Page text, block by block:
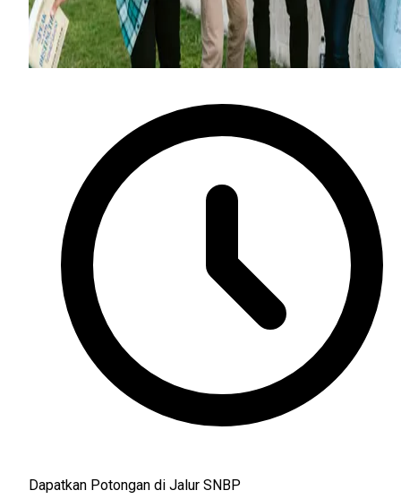
Dapatkan Potongan di Jalur SNBP